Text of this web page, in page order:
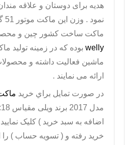
هدیه برای دوستان و علاقه
ماکت ساخت کشور چین و
welly بوده که در زمینه تولید
ماشین فعالیت داشته و محصولات
ارائه می نمایند .
در صورت تمايل براي خريد
اضافه به سبد خريد ) کليک
خريد رفته و ( تسويه حساب ) را